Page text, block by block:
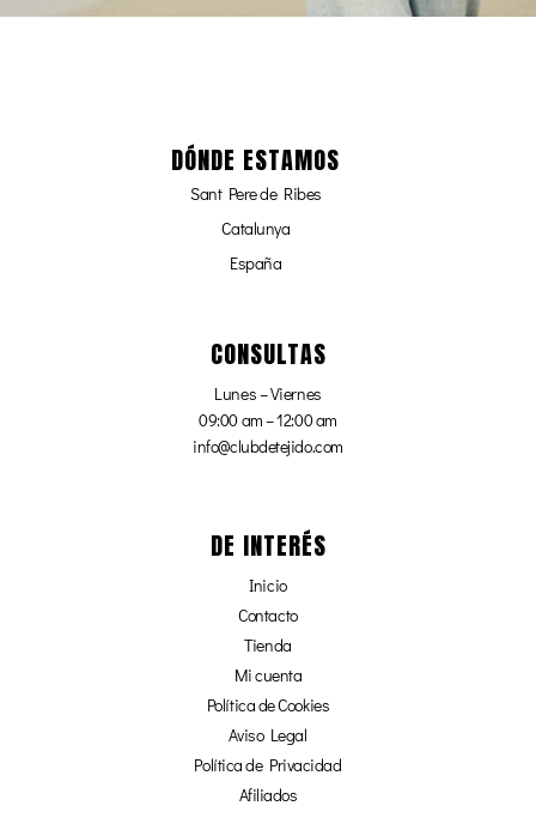
DÓNDE ESTAMOS
Sant Pere de Ribes
Catalunya
España
CONSULTAS
Lunes – Viernes
09:00 am – 12:00 am
info@clubdetejido.com
DE INTERÉS
Inicio
Contacto
Tienda
Mi cuenta
Política de Cookies
Aviso Legal
Política de Privacidad
Afiliados